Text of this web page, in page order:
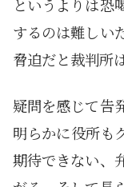
というよりは恐
するのは難しい
脅迫だと裁判所
疑問を感じて告
明らかに役所も
期待できない、